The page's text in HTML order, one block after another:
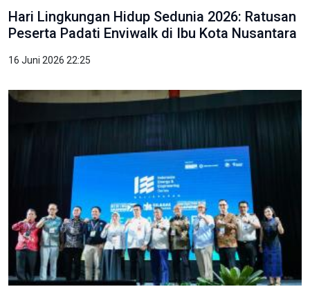
Hari Lingkungan Hidup Sedunia 2026: Ratusan
Peserta Padati Enviwalk di Ibu Kota Nusantara
16 Juni 2026 22:25